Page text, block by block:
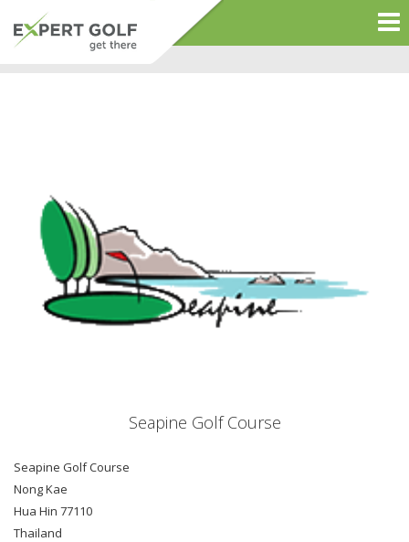
Seapine Golf Course
Seapine Golf Course
Nong Kae
Hua Hin 77110
Thailand